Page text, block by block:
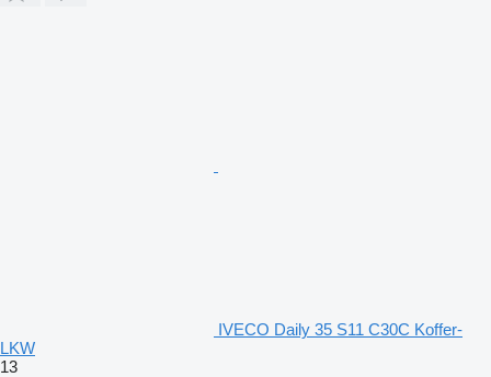
IVECO Daily 35 S11 C30C Koffer-
LKW
13